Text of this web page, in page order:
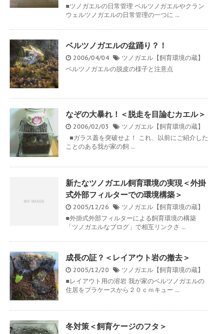
■ツノガエルの日常管理 ベルツノガエルやクラン
ウェルツノガエルの日常管理の一つに ...
ベルツノガエルの盆踊り？！
2006/04/04
ツノガエル【飼育環境の蔵】
ベルツノガエルの脱皮の様子と注意点
なぞの大暴れ！＜脱走を目論むカエル＞
2006/02/03
ツノガエル【飼育環境の蔵】
■ガラス蓋を突破せよ！ これ、以前にご紹介した
ことのある我が家の飼 ...
新たなツノガエル飼育環境の実現＜外掛
式外部フィルターでの環境構築＞
2005/12/26
ツノガエル【飼育環境の蔵】
■外掛式外部フィルターによる飼育環境の構築
「ツノガエルなブログ」で相互リンクさ ...
成長の証？＜レイアウト岩の撤去＞
2005/12/20
ツノガエル【飼育環境の蔵】
■レイアウト用の溶岩 我が家のベルツノガエルの
住居をプラケースから２０ｃｍキュー ...
冬対策＜飼育ケージのフタ＞